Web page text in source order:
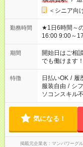
＜シニア向
勤務時間
★1日6時間～の時短シフトOK
16:00 9:00～
場合、他のお
ん ※法令に基
となります ※
短時間・短期
期間
開始日はご
でも働けます！
特徴 日払いOK / 履
服装自由 / シ
ソコンスキル
気になる！
掲載元企業名 マンパワーグ